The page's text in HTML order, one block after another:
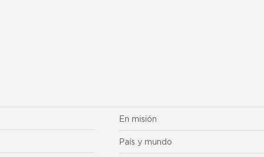
En misión
País y mundo